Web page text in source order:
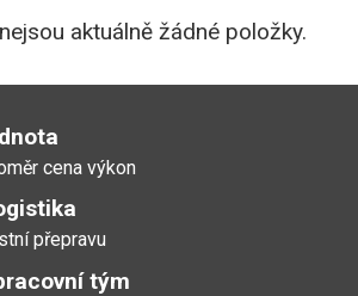
aktuálně žádné položky.
cena výkon
přepravu
tým